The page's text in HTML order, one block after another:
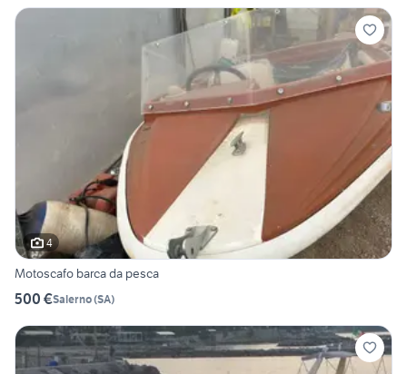
4
Motoscafo barca da pesca
500 €Salerno(SA)